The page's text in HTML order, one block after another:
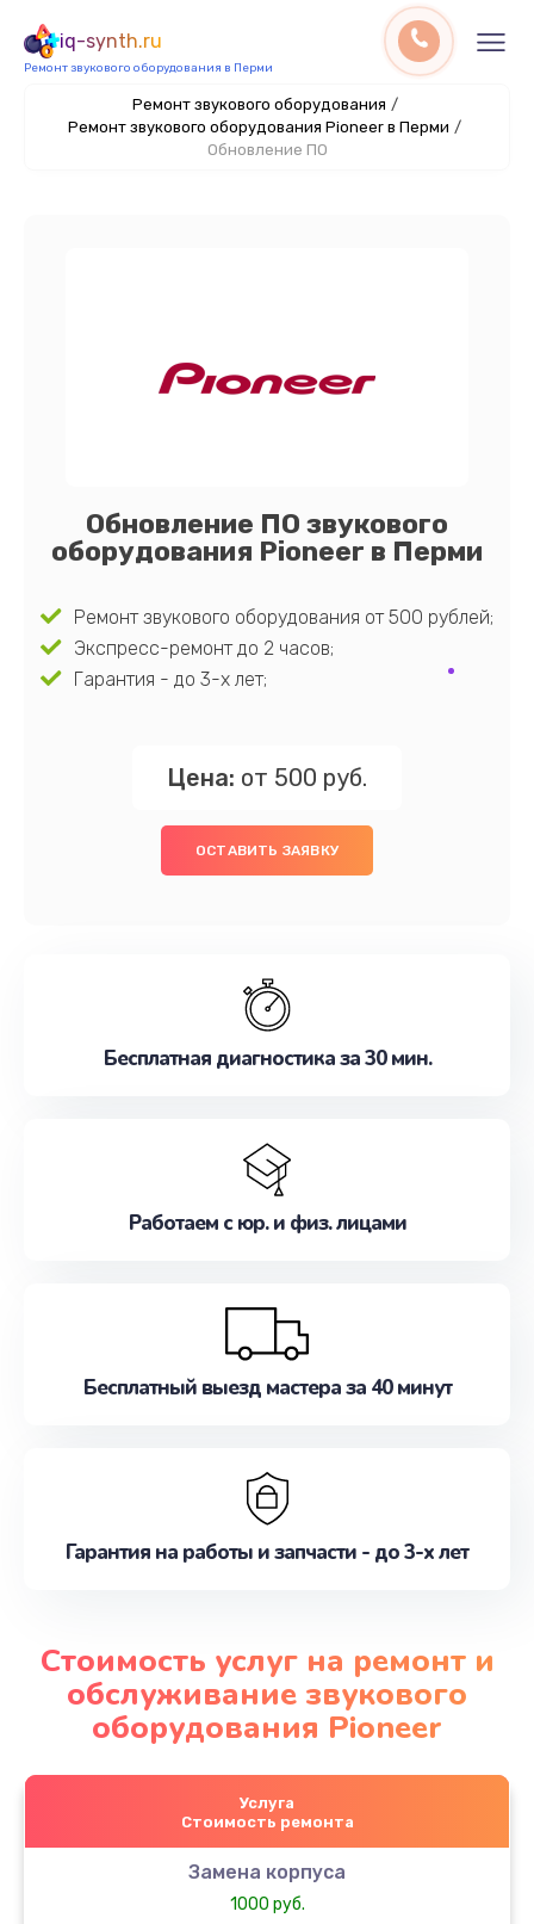
iq-synth.ru
Ремонт звукового оборудования в Перми
Ремонт звукового оборудования /
Ремонт звукового оборудования Pioneer в Перми /
Обновление ПО
Обновление ПО звукового
оборудования Pioneer в Перми
Ремонт звукового оборудования от 500 рублей;
Экспресс-ремонт до 2 часов;
Гарантия - до 3-х лет;
Цена: от 500 руб.
ОСТАВИТЬ ЗАЯВКУ
Бесплатная диагностика за 30 мин.
Работаем с юр. и физ. лицами
Бесплатный выезд мастера за 40 минут
Гарантия на работы и запчасти - до 3-х лет
Стоимость услуг на ремонт и
обслуживание звукового
оборудования Pioneer
Услуга
Стоимость ремонта
Замена корпуса
1000 руб.